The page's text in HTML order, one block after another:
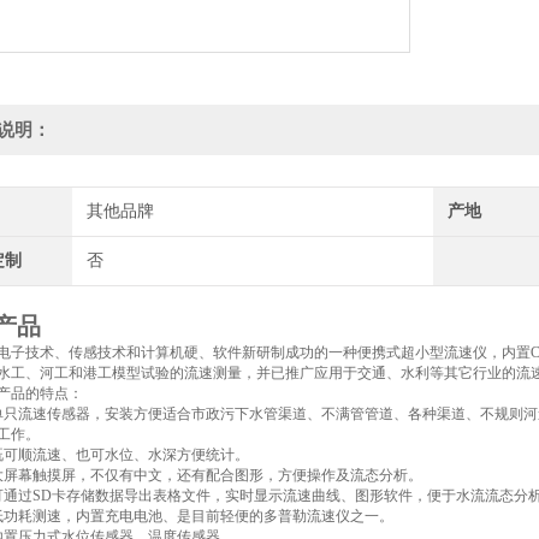
明：
其他品牌 产地
否
品
子技术、传感技术和计算机硬、软件新研制成功的一种便携式超小型流速仪，内
工、河工和港工模型试验的流速测量，并已推广应用于交通、水利等其它行业的流
的特点：
速传感器，安装方便适合市政污下水管渠道、不满管管道、各种渠道、不规则河
作。
流速、也可水位、水深方便统计。
触摸屏，不仅有中文，还有配合图形，方便操作及流态分析。
SD卡存储数据导出表格文件，实时显示流速曲线、图形软件，便于水流流态分
测速，内置充电电池、是目前轻便的多普勒流速仪之一。